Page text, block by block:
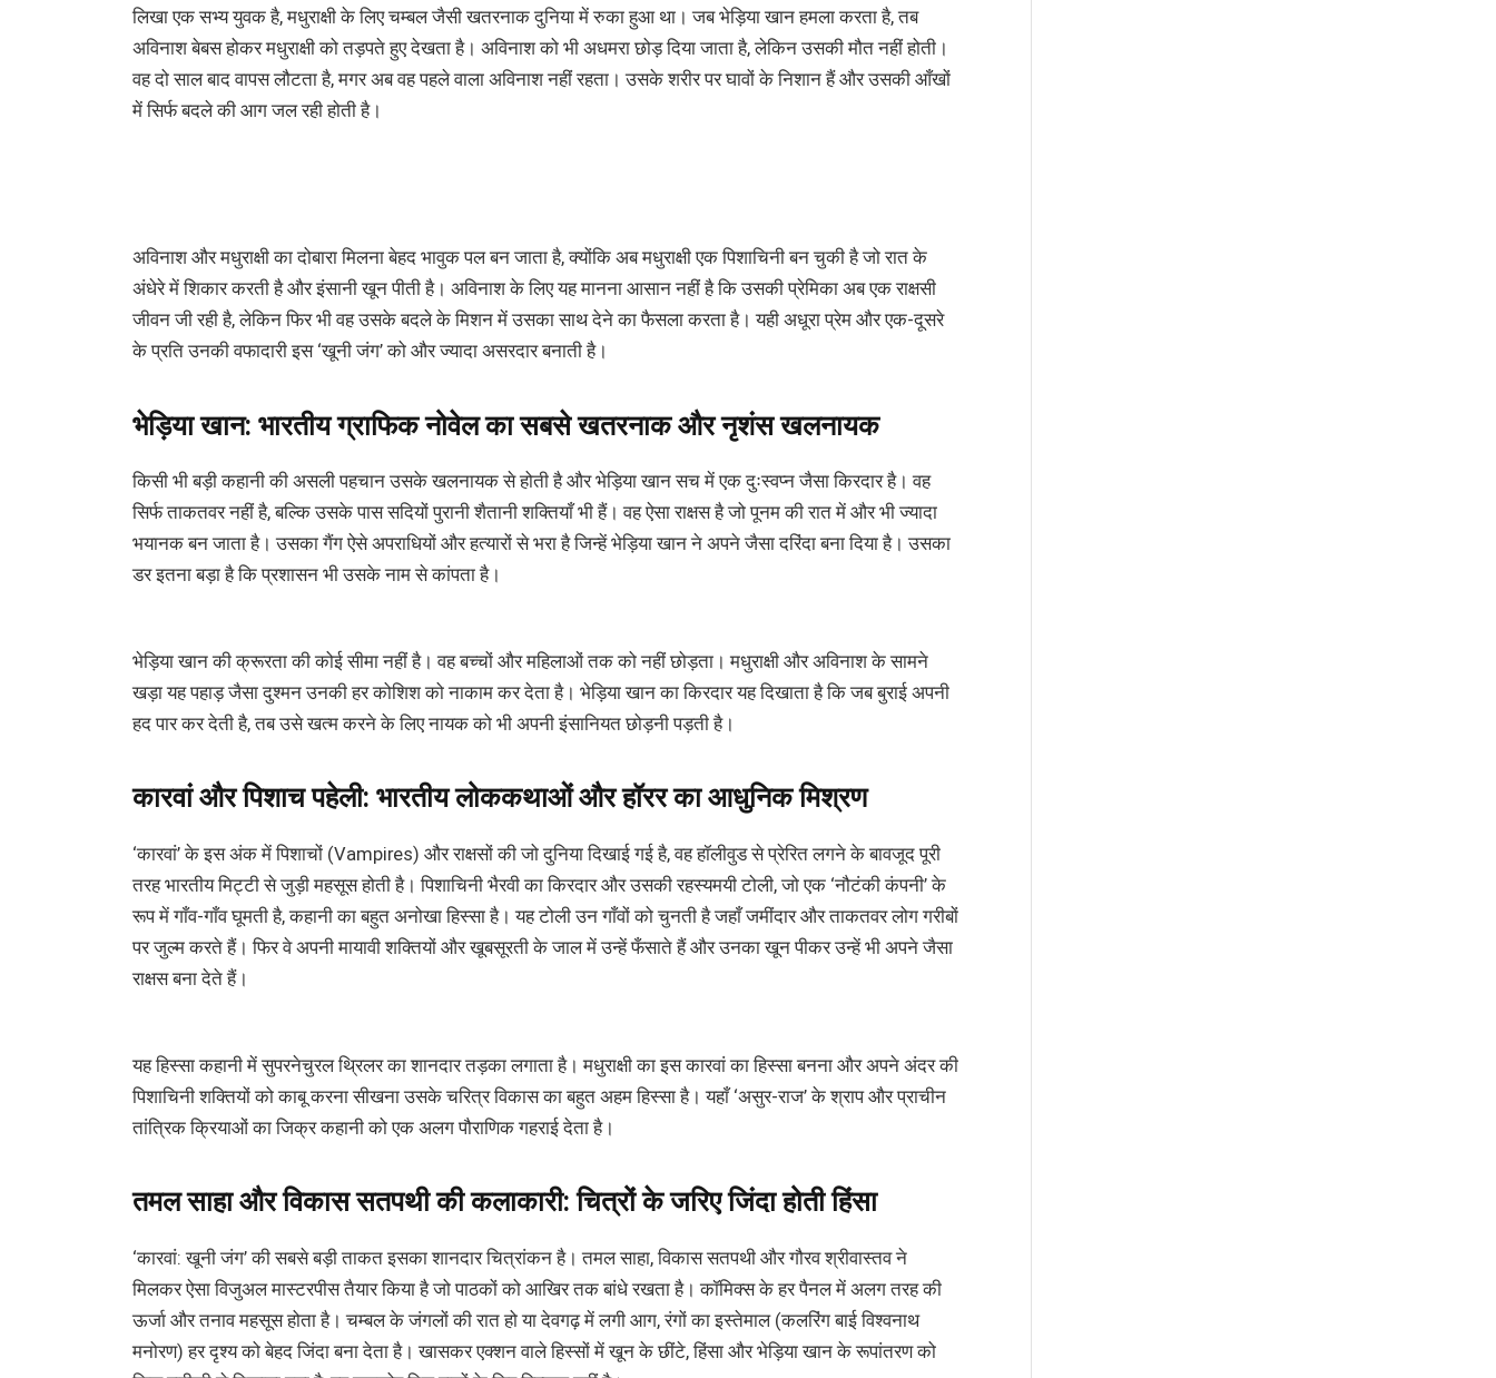
लिखा एक सभ्य युवक है, मधुराक्षी के लिए चम्बल जैसी खतरनाक दुनिया में रुका हुआ था। जब भेड़िया खान हमला करता है, तब
अविनाश बेबस होकर मधुराक्षी को तड़पते हुए देखता है। अविनाश को भी अधमरा छोड़ दिया जाता है, लेकिन उसकी मौत नहीं होती।
वह दो साल बाद वापस लौटता है, मगर अब वह पहले वाला अविनाश नहीं रहता। उसके शरीर पर घावों के निशान हैं और उसकी आँखों
में सिर्फ बदले की आग जल रही होती है।
अविनाश और मधुराक्षी का दोबारा मिलना बेहद भावुक पल बन जाता है, क्योंकि अब मधुराक्षी एक पिशाचिनी बन चुकी है जो रात के
अंधेरे में शिकार करती है और इंसानी खून पीती है। अविनाश के लिए यह मानना आसान नहीं है कि उसकी प्रेमिका अब एक राक्षसी
जीवन जी रही है, लेकिन फिर भी वह उसके बदले के मिशन में उसका साथ देने का फैसला करता है। यही अधूरा प्रेम और एक-दूसरे
के प्रति उनकी वफादारी इस ‘खूनी जंग’ को और ज्यादा असरदार बनाती है।
भेड़िया खान: भारतीय ग्राफिक नोवेल का सबसे खतरनाक और नृशंस खलनायक
किसी भी बड़ी कहानी की असली पहचान उसके खलनायक से होती है और भेड़िया खान सच में एक दुःस्वप्न जैसा किरदार है। वह
सिर्फ ताकतवर नहीं है, बल्कि उसके पास सदियों पुरानी शैतानी शक्तियाँ भी हैं। वह ऐसा राक्षस है जो पूनम की रात में और भी ज्यादा
भयानक बन जाता है। उसका गैंग ऐसे अपराधियों और हत्यारों से भरा है जिन्हें भेड़िया खान ने अपने जैसा दरिंदा बना दिया है। उसका
डर इतना बड़ा है कि प्रशासन भी उसके नाम से कांपता है।
भेड़िया खान की क्रूरता की कोई सीमा नहीं है। वह बच्चों और महिलाओं तक को नहीं छोड़ता। मधुराक्षी और अविनाश के सामने
खड़ा यह पहाड़ जैसा दुश्मन उनकी हर कोशिश को नाकाम कर देता है। भेड़िया खान का किरदार यह दिखाता है कि जब बुराई अपनी
हद पार कर देती है, तब उसे खत्म करने के लिए नायक को भी अपनी इंसानियत छोड़नी पड़ती है।
कारवां और पिशाच पहेली: भारतीय लोककथाओं और हॉरर का आधुनिक मिश्रण
‘कारवां’ के इस अंक में पिशाचों (Vampires) और राक्षसों की जो दुनिया दिखाई गई है, वह हॉलीवुड से प्रेरित लगने के बावजूद पूरी
तरह भारतीय मिट्टी से जुड़ी महसूस होती है। पिशाचिनी भैरवी का किरदार और उसकी रहस्यमयी टोली, जो एक ‘नौटंकी कंपनी’ के
रूप में गाँव-गाँव घूमती है, कहानी का बहुत अनोखा हिस्सा है। यह टोली उन गाँवों को चुनती है जहाँ जमींदार और ताकतवर लोग गरीबों
पर जुल्म करते हैं। फिर वे अपनी मायावी शक्तियों और खूबसूरती के जाल में उन्हें फँसाते हैं और उनका खून पीकर उन्हें भी अपने जैसा
राक्षस बना देते हैं।
यह हिस्सा कहानी में सुपरनेचुरल थ्रिलर का शानदार तड़का लगाता है। मधुराक्षी का इस कारवां का हिस्सा बनना और अपने अंदर की
पिशाचिनी शक्तियों को काबू करना सीखना उसके चरित्र विकास का बहुत अहम हिस्सा है। यहाँ ‘असुर-राज’ के श्राप और प्राचीन
तांत्रिक क्रियाओं का जिक्र कहानी को एक अलग पौराणिक गहराई देता है।
तमल साहा और विकास सतपथी की कलाकारी: चित्रों के जरिए जिंदा होती हिंसा
‘कारवां: खूनी जंग’ की सबसे बड़ी ताकत इसका शानदार चित्रांकन है। तमल साहा, विकास सतपथी और गौरव श्रीवास्तव ने
मिलकर ऐसा विजुअल मास्टरपीस तैयार किया है जो पाठकों को आखिर तक बांधे रखता है। कॉमिक्स के हर पैनल में अलग तरह की
ऊर्जा और तनाव महसूस होता है। चम्बल के जंगलों की रात हो या देवगढ़ में लगी आग, रंगों का इस्तेमाल (कलरिंग बाई विश्वनाथ
मनोरण) हर दृश्य को बेहद जिंदा बना देता है। खासकर एक्शन वाले हिस्सों में खून के छींटे, हिंसा और भेड़िया खान के रूपांतरण को